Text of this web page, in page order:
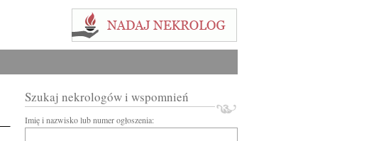
Szukaj nekrologów i wspomnień
Imię i nazwisko lub numer ogłoszenia: